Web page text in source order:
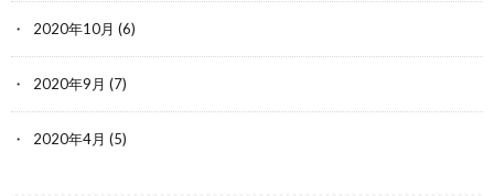
2020年10月 (6)
2020年9月 (7)
2020年4月 (5)